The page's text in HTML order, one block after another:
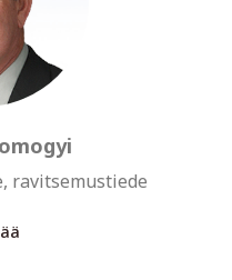
ravitsemustiede